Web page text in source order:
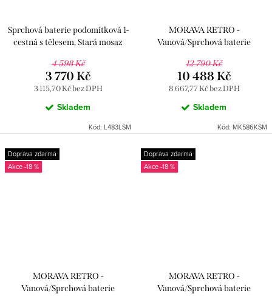
Sprchová baterie podomítková 1-
cestná s tělesem, Stará mosaz
4 598 Kč
3 115,70 Kč bez DPH
3 770 Kč
Skladem
Kód: L483LSM
MORAVA RETRO -
Vanová/Sprchová baterie
Stará mosaz (Bronz) MK586KSM,
RAV Slezák
12 790 Kč
8 667,77 Kč bez DPH
10 488 Kč
Skladem
Kód: MK586KSM
Doprava zdarma
-18 %
MORAVA RETRO -
Vanová/Sprchová baterie
Doprava zdarma
-18 %
MORAVA RETRO -
Vanová/Sprchová baterie